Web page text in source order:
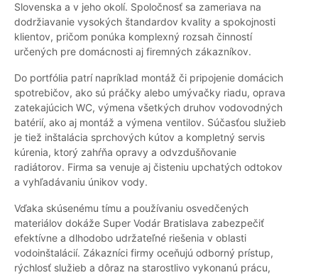
Slovenska a v jeho okolí. Spoločnosť sa zameriava na
dodržiavanie vysokých štandardov kvality a spokojnosti
klientov, pričom ponúka komplexný rozsah činností
určených pre domácnosti aj firemných zákazníkov.
Do portfólia patrí napríklad montáž či pripojenie domácich
spotrebičov, ako sú práčky alebo umývačky riadu, oprava
zatekajúcich WC, výmena všetkých druhov vodovodných
batérií, ako aj montáž a výmena ventilov. Súčasťou služieb
je tiež inštalácia sprchových kútov a kompletný servis
kúrenia, ktorý zahŕňa opravy a odvzdušňovanie
radiátorov. Firma sa venuje aj čisteniu upchatých odtokov
a vyhľadávaniu únikov vody.
Vďaka skúsenému tímu a používaniu osvedčených
materiálov dokáže Super Vodár Bratislava zabezpečiť
efektívne a dlhodobo udržateľné riešenia v oblasti
vodoinštalácií. Zákazníci firmy oceňujú odborný prístup,
rýchlosť služieb a dôraz na starostlivo vykonanú prácu,